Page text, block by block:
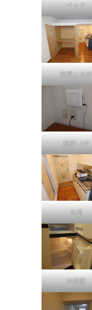
ベッド
部屋と台所
無線LAN
台所
冷蔵庫